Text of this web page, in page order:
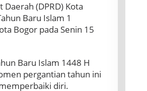
(DPRD) Kota
Baru Islam 1
Bogor pada Senin 15
Baru Islam 1448 H
pergantian tahun ini
diri.